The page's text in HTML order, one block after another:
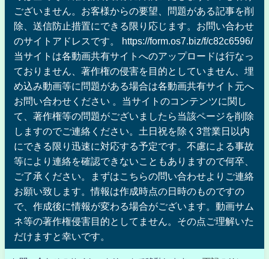
ございません。お客様からの要望、問題がある記事を削
除、送信防止措置にできる限り応じます。お問い合わせ
のサイトアドレスです。 https://form.os7.biz/f/c82c6596/
当サイトは各動画共有サイトへのアップロードは行なっ
ておりません、著作権の侵害を目的としていません、埋
め込み動画等に問題がある場合は各動画共有サイト元へ
お問い合わせください 。当サイトのコンテンツに関し
て、著作権等の問題がございましたら当該ページを削除
しますのでご連絡ください。土日祝を除く3営業日以内
にできる限り迅速に対応する予定です。不慮による事故
等により連絡を確認できないこともありますので何卒、
ご了承ください。まずはこちらの問い合わせよりご連絡
お願い致します。情報は作成時点の日時のものですの
で、作成後に情報が変わる場合がございます。動画サム
ネ等の著作権侵害目的としてません。その点ご理解いた
だけますと幸いです。